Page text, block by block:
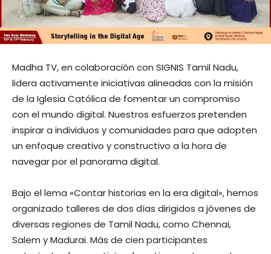
Madha TV, en colaboración con SIGNIS Tamil Nadu,
lidera activamente iniciativas alineadas con la misión
de la Iglesia Católica de fomentar un compromiso
con el mundo digital. Nuestros esfuerzos pretenden
inspirar a individuos y comunidades para que adopten
un enfoque creativo y constructivo a la hora de
navegar por el panorama digital.
Bajo el lema «Contar historias en la era digital», hemos
organizado talleres de dos días dirigidos a jóvenes de
diversas regiones de Tamil Nadu, como Chennai,
Salem y Madurai. Más de cien participantes